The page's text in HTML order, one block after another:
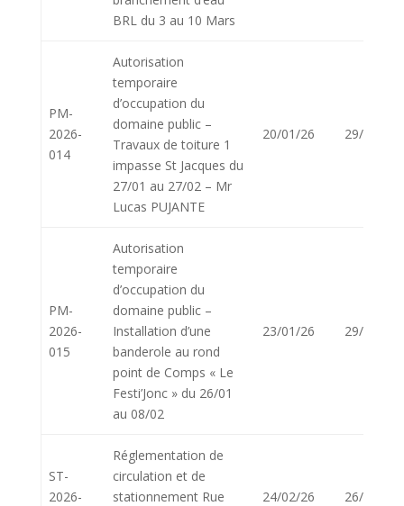
BRL du 3 au 10 Mars
PM-
2026-
014
Autorisation
temporaire
d’occupation du
domaine public –
Travaux de toiture 1
impasse St Jacques du
27/01 au 27/02 – Mr
Lucas PUJANTE
20/01/26 29/01/26
PM-
2026-
015
Autorisation
temporaire
d’occupation du
domaine public –
Installation d’une
banderole au rond
point de Comps « Le
Festi’Jonc » du 26/01
au 08/02
23/01/26 29/01/26
ST-
2026-
Réglementation de
circulation et de
stationnement Rue
24/02/26 26/02/26